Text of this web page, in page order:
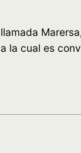
la cual es